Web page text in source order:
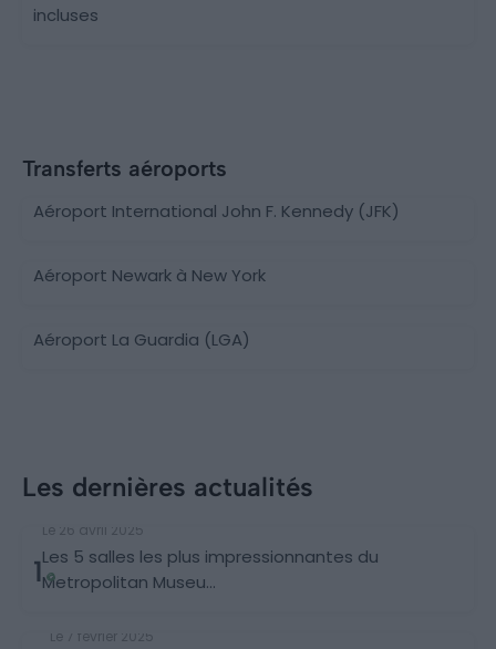
incluses
Transferts aéroports
Aéroport International John F. Kennedy (JFK)
Aéroport Newark à New York
Aéroport La Guardia (LGA)
Les dernières actualités
1
Le 26 avril 2025
Les 5 salles les plus impressionnantes du
Metropolitan Museu...
Le 7 février 2025